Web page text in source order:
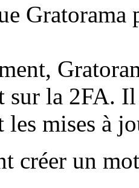
sur la 2FA.
les mises à
créer un